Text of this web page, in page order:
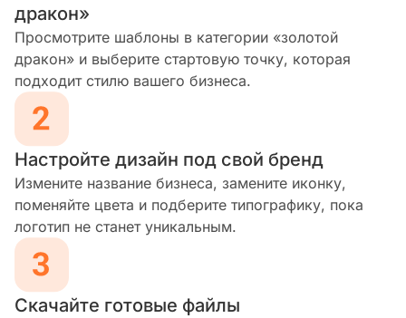
дракон»
Просмотрите шаблоны в категории «золотой
дракон» и выберите стартовую точку, которая
подходит стилю вашего бизнеса.
Настройте дизайн под свой бренд
Измените название бизнеса, замените иконку,
поменяйте цвета и подберите типографику, пока
логотип не станет уникальным.
Скачайте готовые файлы